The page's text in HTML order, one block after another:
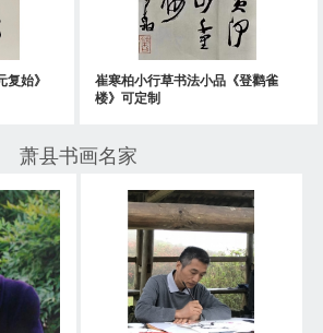
始》
崔寒柏小行草书法小品《登鹳雀
楼》可定制
萧县书画名家